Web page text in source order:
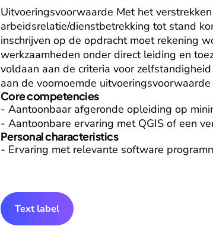
Uitvoeringsvoorwaarde Met het
arbeidsrelatie/dienstbetrekking tot stand
inschrijven op de opdracht moet rekening
werkzaamheden onder direct leiding en
voldaan aan de criteria voor
aan de voornoemde
Core competencies
- Aantoonbaar afgeronde opleiding op
- Aantoonbare ervaring met QGIS of een
Personal characteristics
- Ervaring met relevante software
Text label